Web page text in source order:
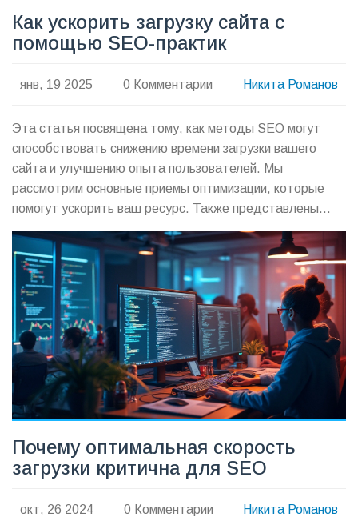
Как ускорить загрузку сайта с
помощью SEO-практик
янв, 19 2025 0 Комментарии Никита Романов
Эта статья посвящена тому, как методы SEO могут
способствовать снижению времени загрузки вашего
сайта и улучшению опыта пользователей. Мы
рассмотрим основные приемы оптимизации, которые
помогут ускорить ваш ресурс. Также представлены
советы по улучшению производительности и
практическим аспектам внедрения изменений. Читатели
узнают, как скорость загрузки может влиять на
ранжирование в поисковых системах. В статье собраны
факты и практические советы, которые помогут
сделать сайт более отзывчивым и эффективным.
Почему оптимальная скорость
загрузки критична для SEO
окт, 26 2024 0 Комментарии Никита Романов